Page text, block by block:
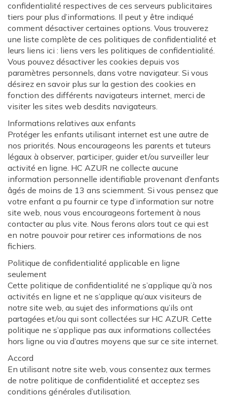
confidentialité respectives de ces serveurs publicitaires
tiers pour plus d’informations. Il peut y être indiqué
comment désactiver certaines options. Vous trouverez
une liste complète de ces politiques de confidentialité et
leurs liens ici : liens vers les politiques de confidentialité.
Vous pouvez désactiver les cookies depuis vos
paramètres personnels, dans votre navigateur. Si vous
désirez en savoir plus sur la gestion des cookies en
fonction des différents navigateurs internet, merci de
visiter les sites web desdits navigateurs.
Informations relatives aux enfants
Protéger les enfants utilisant internet est une autre de
nos priorités. Nous encourageons les parents et tuteurs
légaux à observer, participer, guider et/ou surveiller leur
activité en ligne. HC AZUR ne collecte aucune
information personnelle identifiable provenant d’enfants
âgés de moins de 13 ans sciemment. Si vous pensez que
votre enfant a pu fournir ce type d’information sur notre
site web, nous vous encourageons fortement à nous
contacter au plus vite. Nous ferons alors tout ce qui est
en notre pouvoir pour retirer ces informations de nos
fichiers.
Politique de confidentialité applicable en ligne
seulement
Cette politique de confidentialité ne s’applique qu’à nos
activités en ligne et ne s’applique qu’aux visiteurs de
notre site web, au sujet des informations qu’ils ont
partagées et/ou qui sont collectées sur HC AZUR. Cette
politique ne s’applique pas aux informations collectées
hors ligne ou via d’autres moyens que sur ce site internet.
Accord
En utilisant notre site web, vous consentez aux termes
de notre politique de confidentialité et acceptez ses
conditions générales d’utilisation.